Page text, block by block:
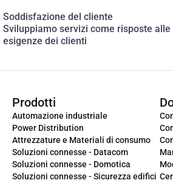
Soddisfazione del cliente
Sviluppiamo servizi come risposte alle
esigenze dei clienti
Prodotti
Automazione industriale
Power Distribution
Attrezzature e Materiali di consumo
Soluzioni connesse - Datacom
Soluzioni connesse - Domotica
Soluzioni connesse - Sicurezza edifici